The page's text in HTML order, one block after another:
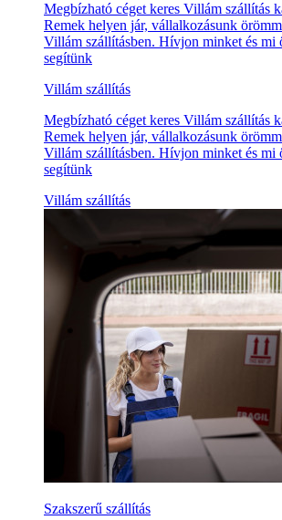
Megbízható céget keres Villám szállítás
Remek helyen jár, vállalkozásunk
Villám szállításben. Hívjon minket és mi
segítünk
Villám szállítás
Megbízható céget keres Villám szállítás
Remek helyen jár, vállalkozásunk
Villám szállításben. Hívjon minket és mi
segítünk
Villám szállítás
Szakszerű szállítás